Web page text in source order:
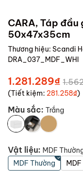
CARA, Táp đầu
50x47x35cm
Thương hiệu: Scandi
DRA_037_MDF_WHI
1.281.289₫
(Tiết kiệm: 281.258₫)
Màu sắc: Trắng
Vật liệu: MDF
MDF Thường